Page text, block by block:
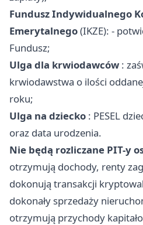
Fundusz Indywidualnego
Emerytalnego(IKZE): -
Fundusz;
Ulga dla krwiodawców :
krwiodawstwa o ilości
roku;
Ulga na dziecko : PESEL
oraz data urodzenia.
Nie będą rozliczane PIT-y
otrzymują dochody, renty
dokonują transakcji
dokonały sprzedaży
otrzymują przychody